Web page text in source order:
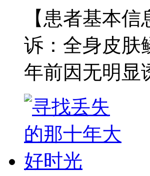
【患者基本
诉：全身皮肤
年前因无明显